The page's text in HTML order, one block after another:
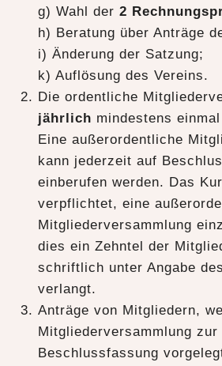
g) Wahl der 2
h) Beratung über Anträge
i) Änderung der Satzung;
k) Auflösung des Vereins.
Die ordentliche
jährlich mindestens
Eine außerordentliche
kann jederzeit auf
einberufen werden. Das
verpflichtet, eine
Mitgliederversammlung
dies ein Zehntel der
schriftlich unter Angabe
verlangt.
Anträge von Mitgliedern,
Mitgliederversammlung zur
Beschlussfassung